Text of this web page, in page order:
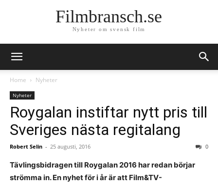
Filmbransch.se
Nyheter om svensk film
Home Nyheter
Nyheter
Roygalan instiftar nytt pris till
Sveriges nästa regitalang
Robert Selin - 25 augusti, 2016 0
Tävlingsbidragen till Roygalan 2016 har redan börjar
strömma in. En nyhet för i år är att Film&TV-